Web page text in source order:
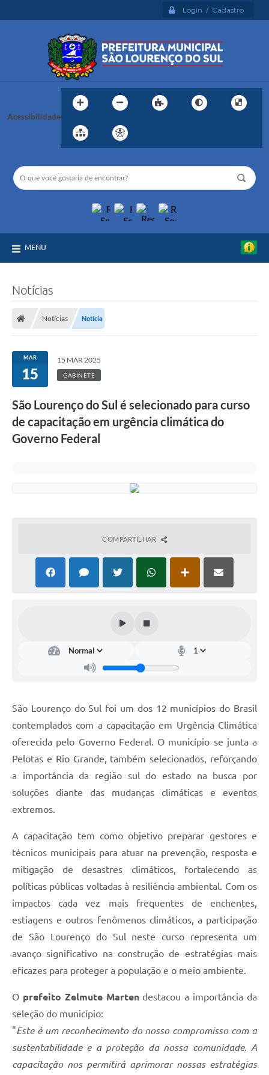
Login / Cadastro
Acessibilidade
MENU
Notícias
Notícias Notícia
MAR
15
15 MAR 2025
GABINETE
São Lourenço do Sul é selecionado para curso
de capacitação em urgência climática do
Governo Federal
COMPARTILHAR
São Lourenço do Sul foi um dos 12 municípios do Brasil
contemplados com a capacitação em Urgência Climática
oferecida pelo Governo Federal. O município se junta a
Pelotas e Rio Grande, também selecionados, reforçando
a importância da região sul do estado na busca por
soluções diante das mudanças climáticas e eventos
extremos.
A capacitação tem como objetivo preparar gestores e
técnicos municipais para atuar na prevenção, resposta e
mitigação de desastres climáticos, fortalecendo as
políticas públicas voltadas à resiliência ambiental. Com os
impactos cada vez mais frequentes de enchentes,
estiagens e outros fenômenos climáticos, a participação
de São Lourenço do Sul neste curso representa um
avanço significativo na construção de estratégias mais
eficazes para proteger a população e o meio ambiente.
O prefeito Zelmute Martendestacou a importância da
seleção do município:
"Este é um reconhecimento do nosso compromisso com a
sustentabilidade e a proteção da nossa comunidade. A
capacitação nos permitirá aprimorar nossas estratégias